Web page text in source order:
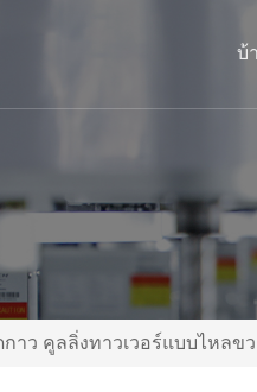
บ้
าว คูลลิ่งทาวเวอร์แบบไหลข